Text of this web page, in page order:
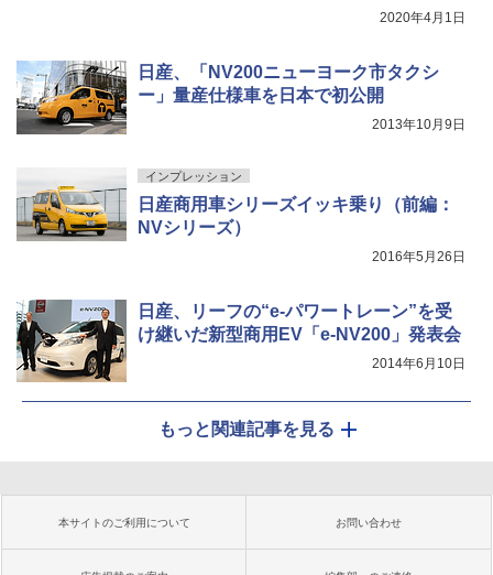
2020年4月1日
日産、「NV200ニューヨーク市タクシ
ー」量産仕様車を日本で初公開
2013年10月9日
インプレッション
日産商用車シリーズイッキ乗り（前編：
NVシリーズ）
2016年5月26日
日産、リーフの“e-パワートレーン”を受
け継いだ新型商用EV「e-NV200」発表会
2014年6月10日
もっと関連記事を見る
本サイトのご利用について お問い合わせ